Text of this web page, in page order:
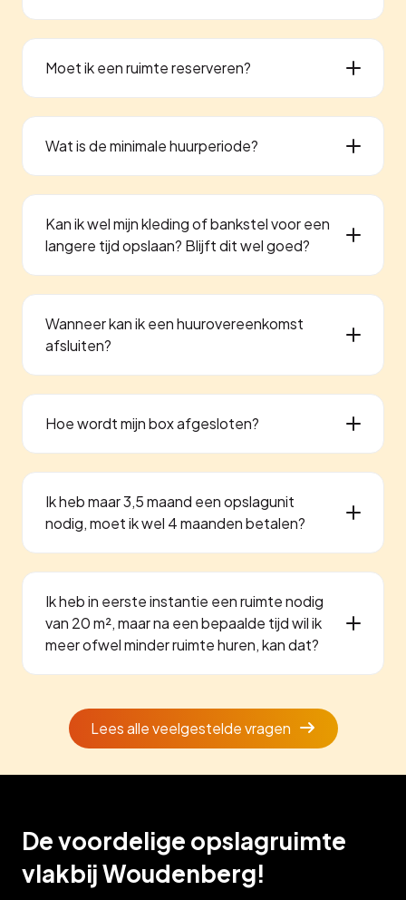
Moet ik een ruimte reserveren?
Wat is de minimale huurperiode?
Kan ik wel mijn kleding of bankstel voor een
langere tijd opslaan? Blijft dit wel goed?
Wanneer kan ik een huurovereenkomst
afsluiten?
Hoe wordt mijn box afgesloten?
Ik heb maar 3,5 maand een opslagunit
nodig, moet ik wel 4 maanden betalen?
Ik heb in eerste instantie een ruimte nodig
van 20 m², maar na een bepaalde tijd wil ik
meer ofwel minder ruimte huren, kan dat?
Lees alle veelgestelde vragen
De voordelige opslagruimte
vlakbij Woudenberg!